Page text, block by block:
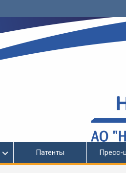
Патенты Пресс-